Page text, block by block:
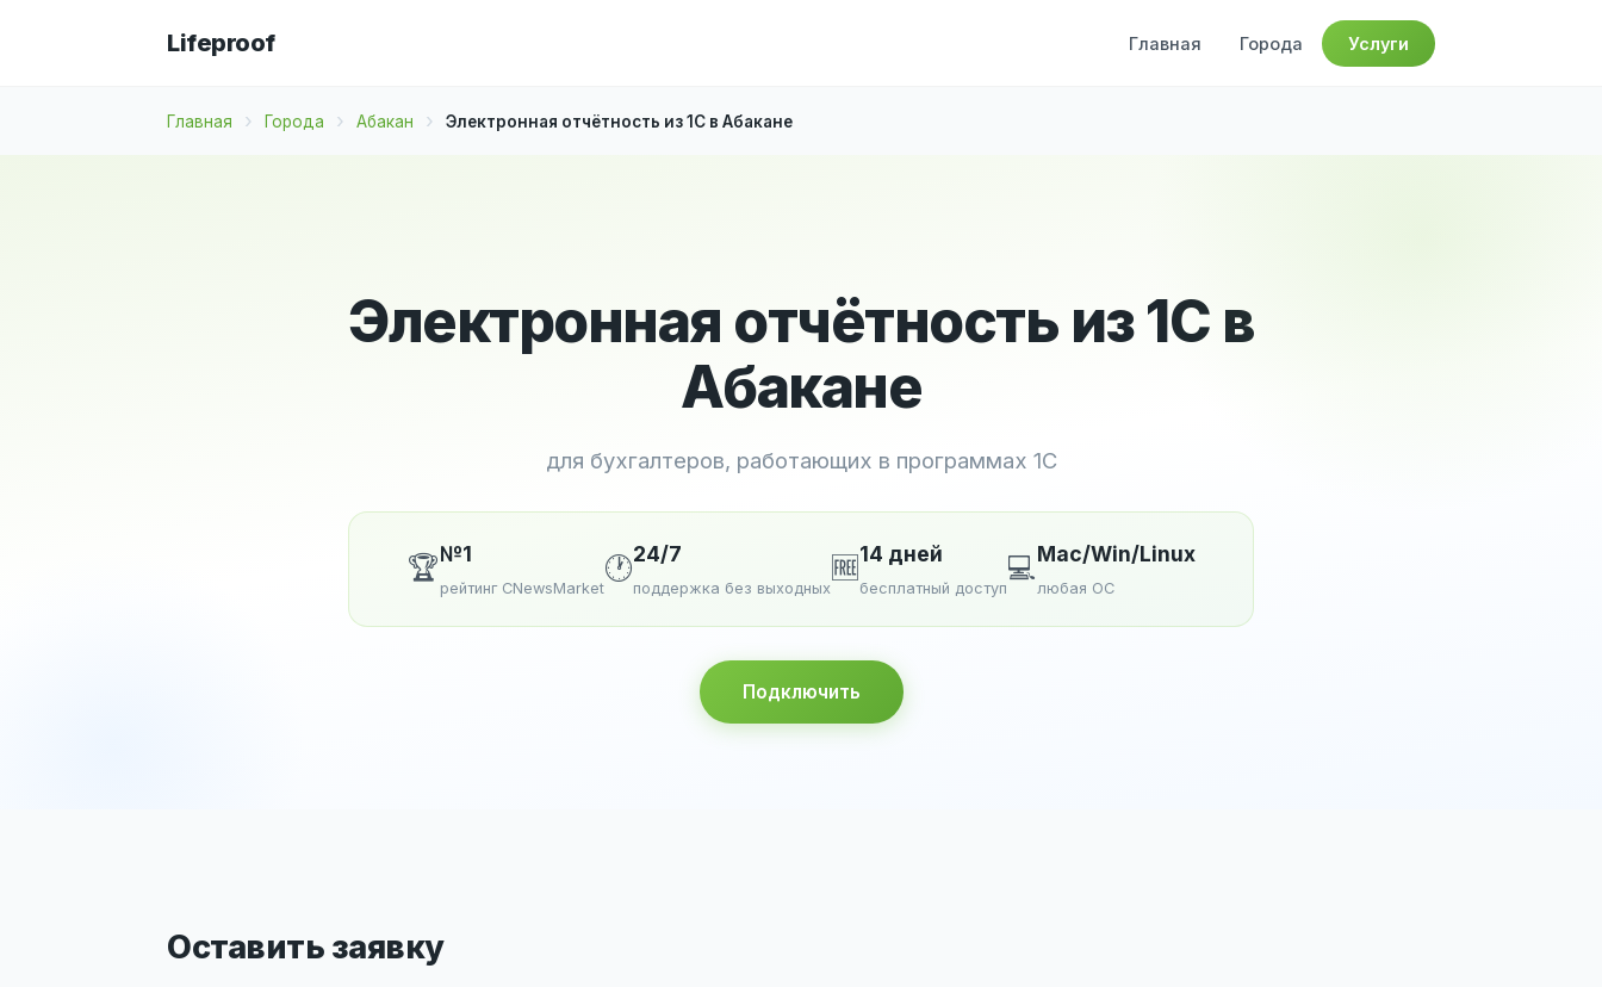
Lifeproof Главная Города Услуги
Главная Города Абакан Электронная отчётность из 1С в Абакане
Электронная отчётность из 1С в
Абакане
для бухгалтеров, работающих в программах 1С
🏆№1
рейтинг CNewsMarket
🕐24/7
поддержка без выходных
🆓14 дней
бесплатный доступ
💻Mac/Win/Linux
любая ОС
Подключить
Оставить заявку